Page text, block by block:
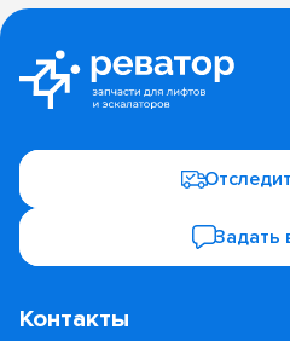
Задать
Контакты